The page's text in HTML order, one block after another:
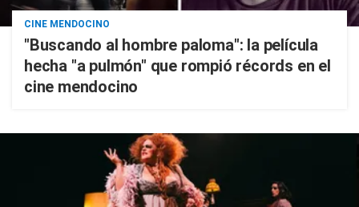
CINE MENDOCINO
"Buscando al hombre paloma": la película
hecha "a pulmón" que rompió récords en el
cine mendocino